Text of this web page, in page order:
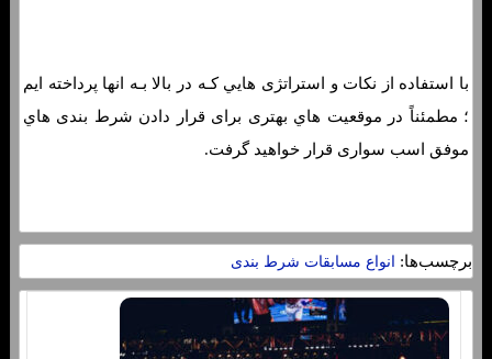
با استفاده از نکات و استراتژی هایي کـه در بالا بـه انها پرداخته ایم
؛ مطمئناً در موقعیت هاي‌ بهتری برای قرار دادن شرط بندی هاي‌
موفق اسب سواری قرار خواهید گرفت.
برچسب‌ها: انواع مسابقات شرط بندی